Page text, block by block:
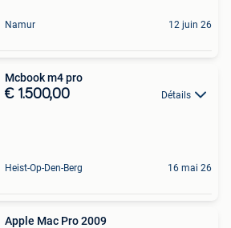
Namur 12 juin 26
Mcbook m4 pro
€ 1.500,00 Détails
Heist-Op-Den-Berg 16 mai 26
Apple Mac Pro 2009